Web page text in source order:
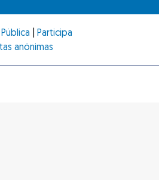
Participa
anónimas